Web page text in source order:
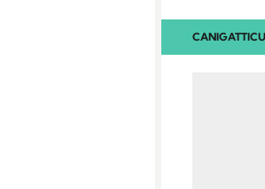
CANIGATTI